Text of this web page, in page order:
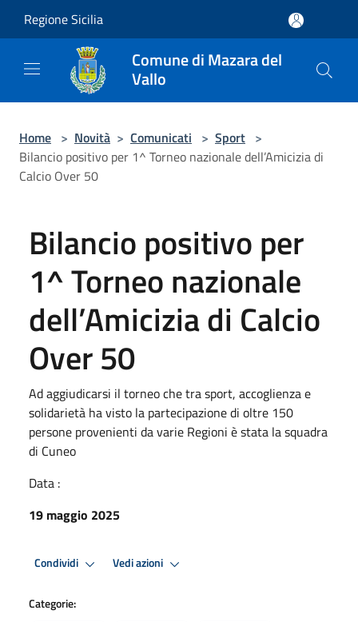
Regione Sicilia
Comune di Mazara del
Vallo
Home > Novità > Comunicati > Sport >
Bilancio positivo per 1^ Torneo nazionale dell’Amicizia di
Calcio Over 50
Bilancio positivo per
1^ Torneo nazionale
dell’Amicizia di Calcio
Over 50
Ad aggiudicarsi il torneo che tra sport, accoglienza e
solidarietà ha visto la partecipazione di oltre 150
persone provenienti da varie Regioni è stata la squadra
di Cuneo
Data :
19 maggio 2025
Condividi Vedi azioni
Categorie: